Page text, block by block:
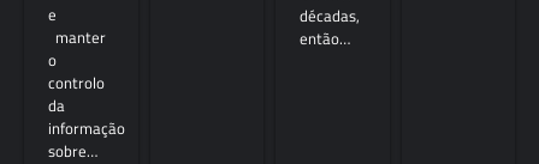
e
manter
o
controlo
da
informação
sobre…
décadas,
então…